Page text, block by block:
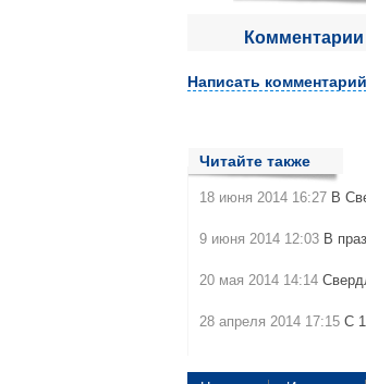
Комментарии
Написать комментарий
Читайте также
18 июня 2014 16:27 В
9 июня 2014 12:03 В
20 мая 2014 14:14
28 апреля 2014 17:15 С